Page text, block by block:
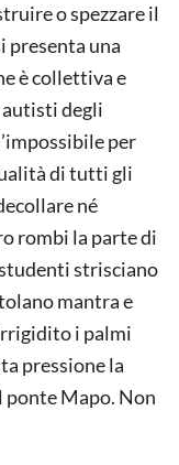
o spezzare il
presenta una
è collettiva e
degli
per
di tutti gli
né
rombi la parte di
strisciano
mantra e
i palmi
pressione la
ponte Mapo. Non